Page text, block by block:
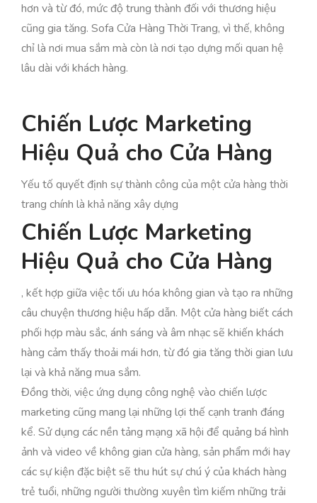
hơn và từ đó, mức độ trung thành đối với thương hiệu
cũng gia tăng. Sofa Cửa Hàng Thời Trang, vì thế, không
chỉ là nơi mua sắm mà còn là nơi tạo dựng mối quan hệ
lâu dài với khách hàng.
Chiến Lược Marketing
Hiệu Quả cho Cửa Hàng
Yếu tố quyết định sự thành công của một cửa hàng thời
trang chính là khả năng xây dựng
Chiến Lược Marketing
Hiệu Quả cho Cửa Hàng
, kết hợp giữa việc tối ưu hóa không gian và tạo ra những
câu chuyện thương hiệu hấp dẫn. Một cửa hàng biết cách
phối hợp màu sắc, ánh sáng và âm nhạc sẽ khiến khách
hàng cảm thấy thoải mái hơn, từ đó gia tăng thời gian lưu
lại và khả năng mua sắm.
Đồng thời, việc ứng dụng công nghệ vào chiến lược
marketing cũng mang lại những lợi thế cạnh tranh đáng
kể. Sử dụng các nền tảng mạng xã hội để quảng bá hình
ảnh và video về không gian cửa hàng, sản phẩm mới hay
các sự kiện đặc biệt sẽ thu hút sự chú ý của khách hàng
trẻ tuổi, những người thường xuyên tìm kiếm những trải